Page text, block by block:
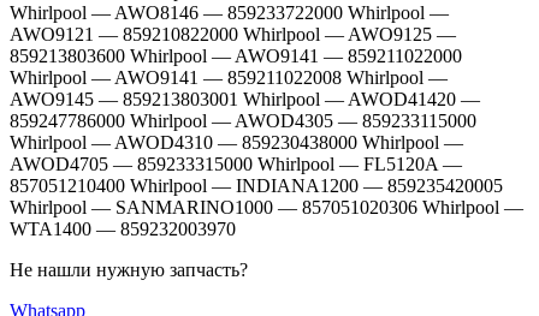
Не нашли нужную запчасть?
Whatsapp